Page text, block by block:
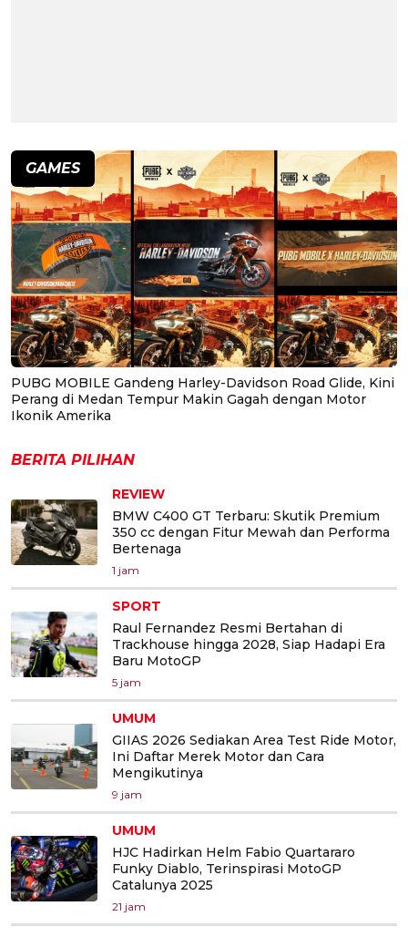
GAMES
PUBG MOBILE Gandeng Harley-Davidson Road Glide, Kini
Perang di Medan Tempur Makin Gagah dengan Motor
Ikonik Amerika
BERITA PILIHAN
REVIEW
BMW C400 GT Terbaru: Skutik Premium
350 cc dengan Fitur Mewah dan Performa
Bertenaga
1 jam
SPORT
Raul Fernandez Resmi Bertahan di
Trackhouse hingga 2028, Siap Hadapi Era
Baru MotoGP
5 jam
UMUM
GIIAS 2026 Sediakan Area Test Ride Motor,
Ini Daftar Merek Motor dan Cara
Mengikutinya
9 jam
UMUM
HJC Hadirkan Helm Fabio Quartararo
Funky Diablo, Terinspirasi MotoGP
Catalunya 2025
21 jam